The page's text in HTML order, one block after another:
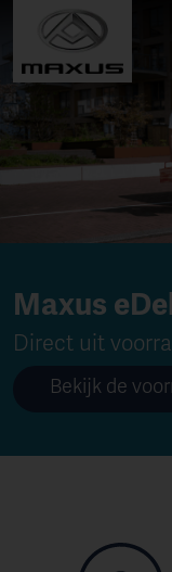
Maxus
Direct uit
Bekijk de